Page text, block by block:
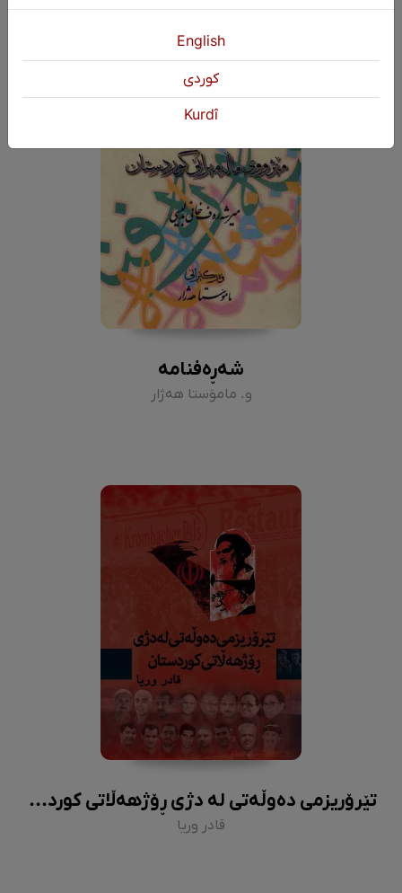
شەڕەفنامە
و. مامۆستا هەژار
تێرۆریزمی دەوڵەتی لە دژی ڕۆژهەڵاتی کوردستان
قادر وریا
English
كوردی
Kurdî